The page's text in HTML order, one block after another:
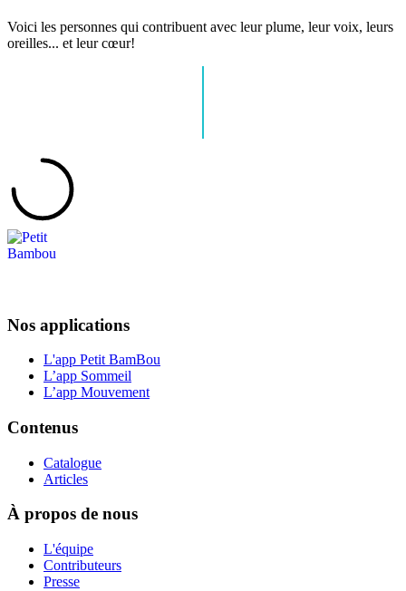
Voici les personnes qui contribuent avec leur plume, leur voix, leurs
oreilles... et leur cœur!
Nos applications
L'app Petit BamBou
L’app Sommeil
L’app Mouvement
Contenus
Catalogue
Articles
À propos de nous
L'équipe
Contributeurs
Presse